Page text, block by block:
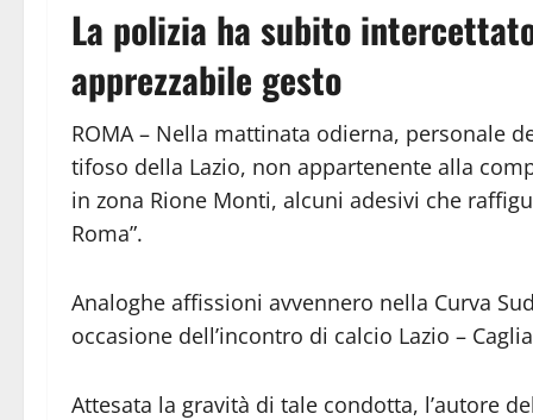
La polizia ha subito
apprezzabile gesto
ROMA – Nella mattinata odierna, personale
tifoso della Lazio, non appartenente alla
in zona Rione Monti, alcuni adesivi che
Roma”.
Analoghe affissioni avvennero nella Curva
occasione dell’incontro di calcio Lazio –
Attesata la gravità di tale condotta, l’autore